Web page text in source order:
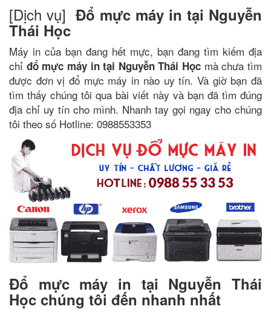
[Dịch vụ] Đổ mực máy in tại Nguyễn
Thái Học
Máy in của bạn đang hết mực, bạn đang tìm kiếm địa
chỉ đổ mực máy in tại Nguyễn Thái Học mà chưa tìm
được đơn vị đổ mực máy in nào uy tín. Và giờ bạn đã
tìm thấy chúng tôi qua bài viết này và bạn đã tìm đúng
địa chỉ uy tín cho mình. Nhanh tay gọi ngay cho chúng
tôi theo số Hotline: 0988553353
Đổ mực máy in tại Nguyễn Thái
Học chúng tôi đến nhanh nhất